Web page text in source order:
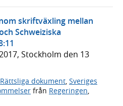
skriftväxling mellan
Schweiziska
Stockholm den 13
Rättsliga dokument Sveriges
från Regeringen